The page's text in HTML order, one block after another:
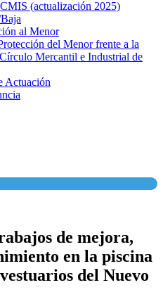
(actualización 2025)
al Menor
del Menor frente a la
Mercantil e Industrial de
Actuación
de mejora,
en la piscina
del Nuevo